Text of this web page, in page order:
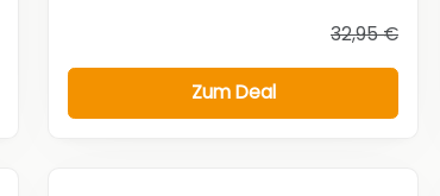
32,95 €
Zum Deal